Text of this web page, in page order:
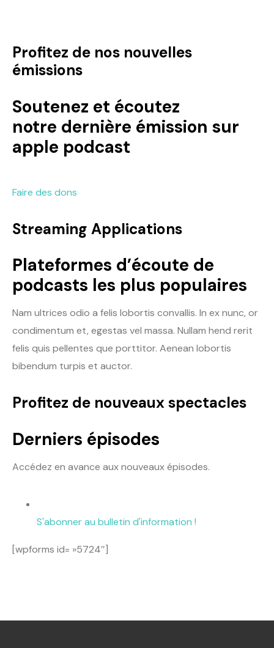
Profitez de nos nouvelles
émissions
Soutenez et écoutez
notre dernière émission sur
apple podcast
Faire des dons
Streaming Applications
Plateformes d’écoute de
podcasts les plus populaires
Nam ultrices odio a felis lobortis convallis. In ex nunc, or
condimentum et, egestas vel massa. Nullam hend rerit
felis quis pellentes que porttitor. Aenean lobortis
bibendum turpis et auctor.
Profitez de nouveaux spectacles
Derniers épisodes
Accédez en avance aux nouveaux épisodes.
S'abonner au bulletin d'information !
[wpforms id= »5724″]